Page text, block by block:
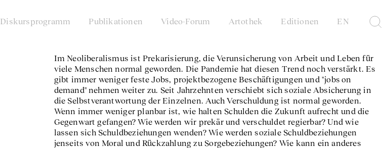
Diskursprogramm Publikationen Video-Forum Artothek Editionen EN
Im Neoliberalismus ist Prekarisierung, die Verunsicherung von Arbeit und Leben für
viele Menschen normal geworden. Die Pandemie hat diesen Trend noch verstärkt. Es
gibt immer weniger feste Jobs, projektbezogene Beschäftigungen und "jobs on
demand" nehmen weiter zu. Seit Jahrzehnten verschiebt sich soziale Absicherung in
die Selbstverantwortung der Einzelnen. Auch Verschuldung ist normal geworden.
Wenn immer weniger planbar ist, wie halten Schulden die Zukunft aufrecht und die
Gegenwart gefangen? Wie werden wir prekär und verschuldet regierbar? Und wie
lassen sich Schuldbeziehungen wenden? Wie werden soziale Schuldbeziehungen
jenseits von Moral und Rückzahlung zu Sorgebeziehungen? Wie kann ein anderes